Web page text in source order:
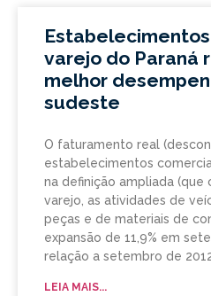
varejo do Paraná
melhor
sudeste
O faturamento real
estabelecimentos
na definição ampliada
varejo, as atividades de
peças e de materiais de
expansão de 11,9% em
relação a setembro de
LEIA MAIS...